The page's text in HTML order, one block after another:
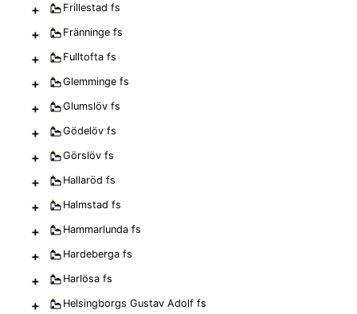
+ Frillestad fs
+ Fränninge fs
+ Fulltofta fs
+ Glemminge fs
+ Glumslöv fs
+ Gödelöv fs
+ Görslöv fs
+ Hallaröd fs
+ Halmstad fs
+ Hammarlunda fs
+ Hardeberga fs
+ Harlösa fs
+ Helsingborgs Gustav Adolf fs